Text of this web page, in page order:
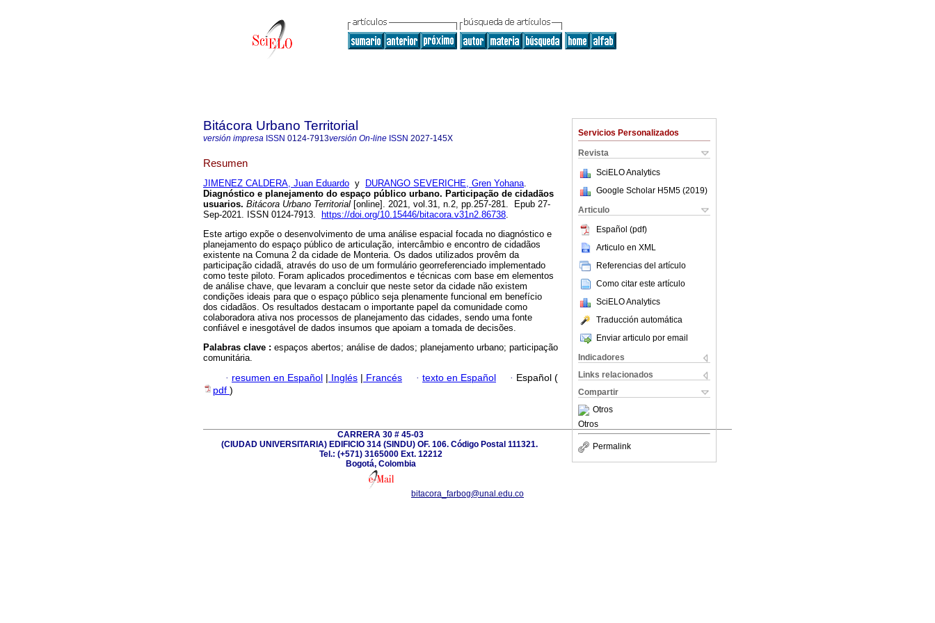
Servicios Personalizados
Revista
SciELO Analytics
Google Scholar H5M5 (2019)
Articulo
Español (pdf)
Articulo en XML
Referencias del artículo
Como citar este artículo
SciELO Analytics
Traducción automática
Enviar articulo por email
Indicadores
Links relacionados
Compartir
Otros
Otros
Permalink
Bitácora Urbano Territorial
versión impresa ISSN 0124-7913versión On-line ISSN 2027-145X
Resumen
JIMENEZ CALDERA, Juan Eduardo y DURANGO SEVERICHE, Gren Yohana.
Diagnóstico e planejamento do espaço público urbano. Participação de cidadãos
usuarios. Bitácora Urbano Territorial [online]. 2021, vol.31, n.2, pp.257-281. Epub 27-
Sep-2021. ISSN 0124-7913.
https://doi.org/10.15446/bitacora.v31n2.86738.
Este artigo expõe o desenvolvimento de uma análise espacial focada no diagnóstico e
planejamento do espaço público de articulação, intercâmbio e encontro de cidadãos
existente na Comuna 2 da cidade de Monteria. Os dados utilizados provêm da
participação cidadã, através do uso de um formulário georreferenciado implementado
como teste piloto. Foram aplicados procedimentos e técnicas com base em elementos
de análise chave, que levaram a concluir que neste setor da cidade não existem
condições ideais para que o espaço público seja plenamente funcional em benefício
dos cidadãos. Os resultados destacam o importante papel da comunidade como
colaboradora ativa nos processos de planejamento das cidades, sendo uma fonte
confiável e inesgotável de dados insumos que apoiam a tomada de decisões.
Palabras clave : espaços abertos; análise de dados; planejamento urbano; participação
comunitária.
· resumen en Español | Inglés | Francés · texto en Español · Español (
pdf )
CARRERA 30 # 45-03
(CIUDAD UNIVERSITARIA) EDIFICIO 314 (SINDU) OF. 106. Código Postal 111321.
Tel.: (+571) 3165000 Ext. 12212
Bogotá, Colombia
bitacora_farbog@unal.edu.co